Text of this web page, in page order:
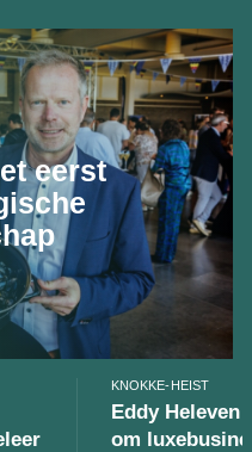
eerst
KNOKKE-HEIST
Eddy Heleven
om